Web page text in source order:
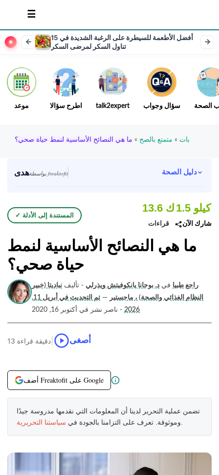
15 أفضل الأطعمة للسيطرة على الرغبة الشديدة في
تناول السكر لمرضى السكر
موعد اطرح سؤالا talk2expert سؤال وجواب الصحة
بات » متمتع بالصح » ما هي النصائح الأساسية لنمط حياة صحي؟
هدى بواسطة freaktofit دليل الصحة
✓ المستندة إلى الأدلة
13.6 ك
قراءات
1.5 كيلو
شارك الآن
ما هي النصائح الأساسية لنمط
حياة صحي؟
راجع طبيا في د. بوجانا يانكوفيتش ويذرلي - تأليف نباديتا (خبير
النظام الغذائي والصحة) ، ماجستير —
تم التحديث في أبريل 11,
2026 - ناصر نشر في أكتوبر 16, 2020
13 دقيقة قراءة أصغى
أضف Freaktofit على Google
تضمن عملية التحرير لدينا أن المعلومات التي نقدمها مدروسة جيدًا
وموثوقة. تعرف على التزامنا بالجودة في سياستنا التحريرية